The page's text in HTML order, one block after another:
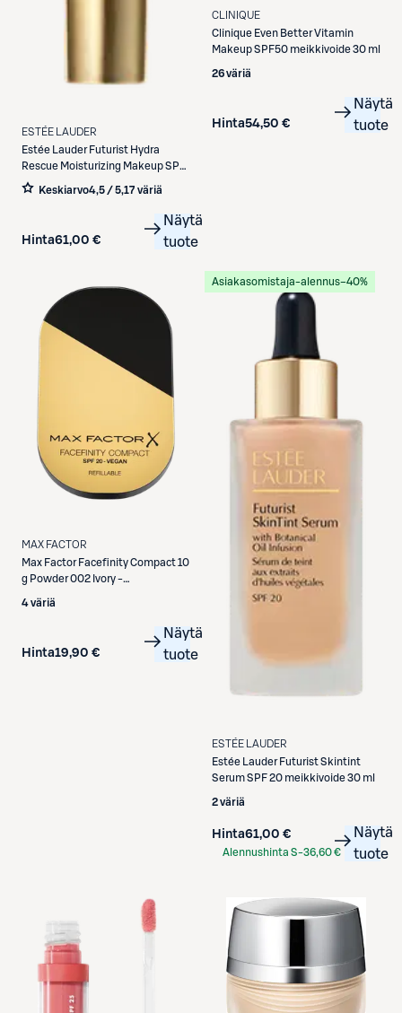
ESTÉE LAUDER
Estée Lauder Futurist Hydra
Rescue Moisturizing Makeup SPF
45 meikkivoide 35 ml
Keskiarvo4,5 / 5,17 väriä
Hinta61,00 €
Näytä
tuote
CLINIQUE
Clinique Even Better Vitamin
Makeup SPF50 meikkivoide 30 ml
26 väriä
Hinta54,50 €
Näytä
tuote
MAX FACTOR
Max Factor Facefinity Compact 10
g Powder 002 Ivory -
4 väriä
Hinta19,90 €
Näytä
tuote
Asiakasomistaja-alennus−40%
ESTÉE LAUDER
Estée Lauder Futurist Skintint
Serum SPF 20 meikkivoide 30 ml
2 väriä
Hinta61,00 €
Alennushinta S-36,60 €
Näytä
tuote